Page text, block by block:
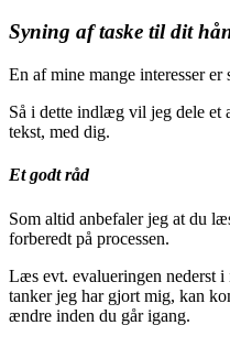
Syning af taske til dit
En af mine mange interesser
Så i dette indlæg vil jeg dele
tekst, med dig.
Et godt råd
Som altid anbefaler jeg at du
forberedt på processen.
Læs evt. evalueringen nederst
tanker jeg har gjort mig, kan
ændre inden du går igang.